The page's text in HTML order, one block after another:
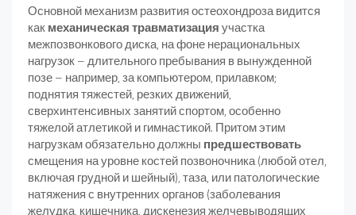
Основной механизм развития остеохондроза видится
какмеханическая травматизацияучастка
межпозвонкового диска, на фоне нерациональных
нагрузок – длительного пребывания в вынужденной
позе – например, за компьютером, прилавком;
поднятия тяжестей, резких движений,
сверхинтенсивных занятий спортом, особенно
тяжелой атлетикой и гимнастикой. Притом этим
нагрузкам обязательно должны предшествовать
смещения на уровне костей позвоночника (любой отел,
включая грудной и шейный), таза, или патологические
натяжения с внутренних органов (заболевания
желудка, кишечника, дискенезия желчевыводящих